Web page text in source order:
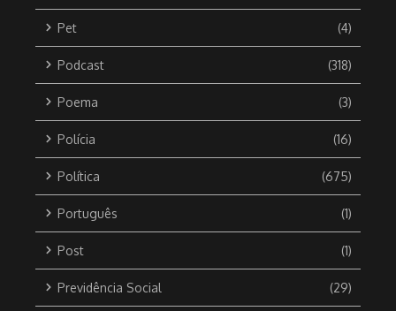
Pet (4)
Podcast (318)
Poema (3)
Polícia (16)
Política (675)
Português (1)
Post (1)
Previdência Social (29)